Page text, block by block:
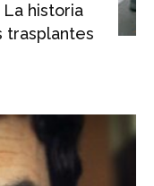
historia
trasplantes